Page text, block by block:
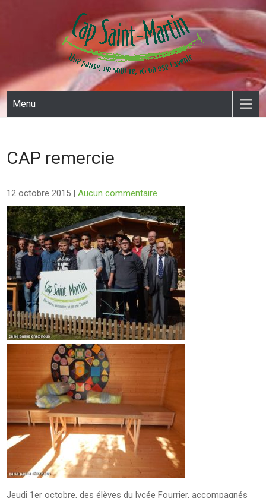
CAP SAINT MARTIN
Menu
CAP remercie
12 octobre 2015 |Aucun commentaire
Jeudi 1er octobre, des élèves du lycée Fourrier, accompagnés